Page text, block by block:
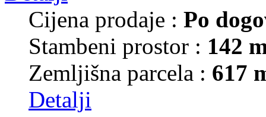
Cijena prodaje : Po
Stambeni prostor : 142
Zemljišna parcela : 617
Detalji